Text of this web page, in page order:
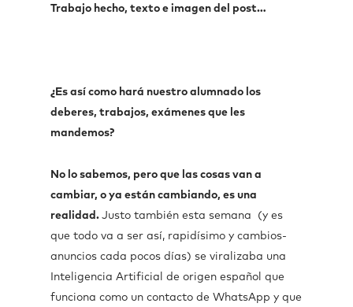
Trabajo hecho, texto e imagen del post…
¿Es así como hará nuestro alumnado los
deberes, trabajos, exámenes que les
mandemos?
No lo sabemos, pero que las cosas van a
cambiar, o ya están cambiando, es una
realidad. Justo también esta semana (y es
que todo va a ser así, rapidísimo y cambios-
anuncios cada pocos días) se viralizaba una
Inteligencia Artificial de origen español que
funciona como un contacto de WhatsApp y que